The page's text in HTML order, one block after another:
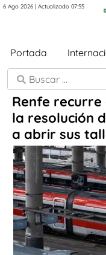
6 Ago 2026 | Actualizado 07:55
Portada
Renfe recurre
la resolución
a abrir sus